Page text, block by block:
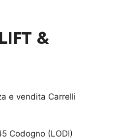
&
e vendita Carrelli
Codogno (LODI)